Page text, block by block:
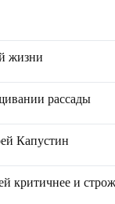
жизни
рассады
Капустин
критичнее и